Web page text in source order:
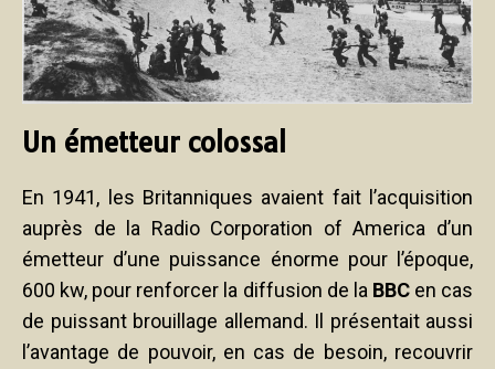
Un émetteur colossal
En 1941, les Britanniques avaient fait l’acquisition
auprès de la Radio Corporation of America d’un
émetteur d’une puissance énorme pour l’époque,
600 kw, pour renforcer la diffusion de la BBCen cas
de puissant brouillage allemand. Il présentait aussi
l’avantage de pouvoir, en cas de besoin, recouvrir